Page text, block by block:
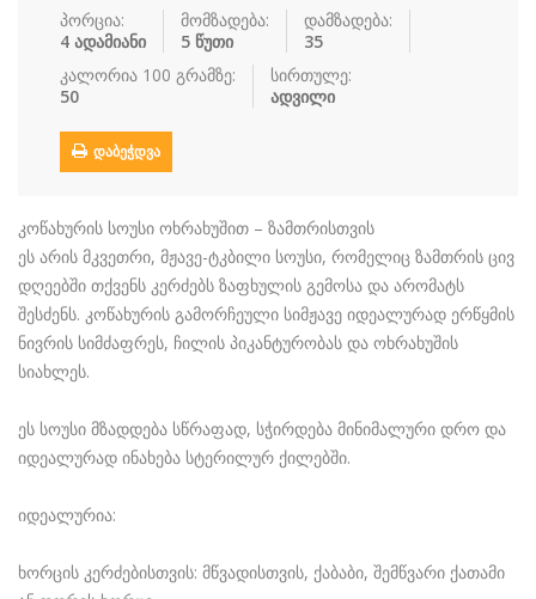
რჩევები
დაგვიკავშირდით
პორცია:
4 ადამიანი
მომზადება:
5 წუთი
დამზადება:
35
კალორია 100 გრამზე:
50
სირთულე:
ადვილი
ᲓᲐᲑᲔᲭᲓᲕᲐ
კოწახურის სოუსი ოხრახუშით – ზამთრისთვის
ეს არის მკვეთრი, მჟავე-ტკბილი სოუსი, რომელიც ზამთრის ცივ
დღეებში თქვენს კერძებს ზაფხულის გემოსა და არომატს
შესძენს. კოწახურის გამორჩეული სიმჟავე იდეალურად ერწყმის
ნივრის სიმძაფრეს, ჩილის პიკანტურობას და ოხრახუშის
სიახლეს.
ეს სოუსი მზადდება სწრაფად, სჭირდება მინიმალური დრო და
იდეალურად ინახება სტერილურ ქილებში.
იდეალურია:
ხორცის კერძებისთვის: მწვადისთვის, ქაბაბი, შემწვარი ქათამი